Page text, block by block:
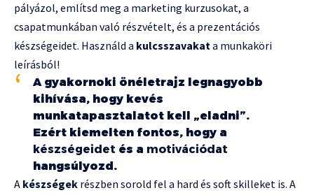
pályázol, említsd meg a marketing kurzusokat, a
csapatmunkában való részvételt, és a prezentációs
készségeidet. Használd a kulcsszavakata munkaköri
leírásból!
A gyakornoki önéletrajz legnagyobb
kihívása, hogy kevés
munkatapasztalatot kell „eladni”.
Ezért kiemelten fontos, hogy a
készségeidet és a motivációdat
hangsúlyozd.
A készségek részben sorold fel a hard és soft skilleket is. A